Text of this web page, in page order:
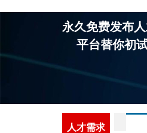
永久免费发布
平台替你初试
人才需求